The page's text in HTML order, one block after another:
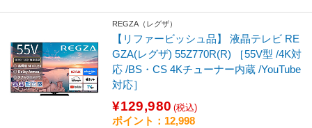
REGZA（レグザ）
【リファービッシュ品】 液晶テレビ RE
GZA(レグザ) 55Z770R(R) ［55V型 /4K対
応 /BS・CS 4Kチューナー内蔵 /YouTube
対応］
¥129,980 (税込)
ポイント：12,998